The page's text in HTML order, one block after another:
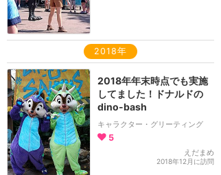
2018年
2018年年末時点でも実施
してました！ドナルドの
dino-bash
キャラクター・グリーティング
5
えだまめ
2018年12月に訪問